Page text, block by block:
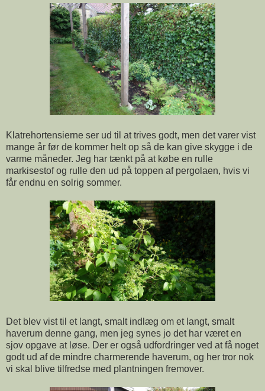
Klatrehortensierne ser ud til at trives godt, men det varer vist
mange år før de kommer helt op så de kan give skygge i de
varme måneder. Jeg har tænkt på at købe en rulle
markisestof og rulle den ud på toppen af pergolaen, hvis vi
får endnu en solrig sommer.
Det blev vist til et langt, smalt indlæg om et langt, smalt
haverum denne gang, men jeg synes jo det har været en
sjov opgave at løse. Der er også udfordringer ved at få noget
godt ud af de mindre charmerende haverum, og her tror nok
vi skal blive tilfredse med plantningen fremover.